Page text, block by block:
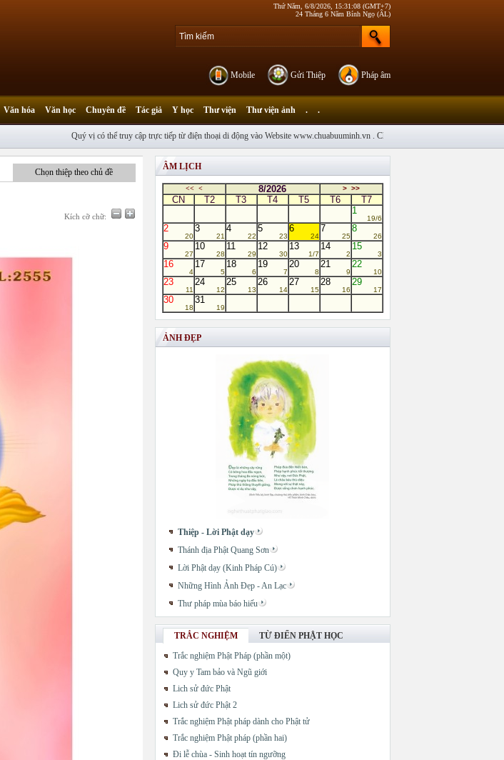
Thứ Năm, 6/8/2026, 15:31:08 (GMT+7)
24 Tháng 6 Năm Bính Ngọ (ÂL)
Pháp âm
Gửi Thiệp
Mobile
Quý vị có thể truy cập trực tiếp từ điện thoại di động vào Website www.chuabuuminh.vn . Chào mừng Chư Tôn Đức Tăng Ny, quý
Văn hóa Văn học Chuyên đề Tác giả Y học Thư viện Thư viện ảnh . .
Chọn thiệp theo chủ đề
Kích cỡ chữ:
ÂM LỊCH
<< < 8/2026 > >>
CN T2 T3 T4 T5 T6
T7
1
19/6
2
20
3
21
4
22
5
23
6
24
7
25
8
26
9
27
10
28
11
29
12
30
13
1/7
14
2
15
3
16
4
17
5
18
6
19
7
20
8
21
9
22
10
23
11
24
12
25
13
26
14
27
15
28
16
29
17
30
18
31
19
ẢNH ĐẸP
Thiệp - Lời Phật dạy
Thánh địa Phật Quang Sơn
Lời Phật dạy (Kinh Pháp Cú)
Những Hình Ảnh Đẹp - An Lạc
Thư pháp mùa báo hiếu
TRẮC NGHIỆM
TỪ ĐIỂN PHẬT HỌC
Trắc nghiệm Phật Pháp (phần một)
Quy y Tam bảo và Ngũ giới
Lich sử đức Phật
Lich sử đức Phật 2
Trắc nghiệm Phật pháp dành cho Phật tử
Trắc nghiệm Phật pháp (phần hai)
Đi lễ chùa - Sinh hoạt tín ngưỡng